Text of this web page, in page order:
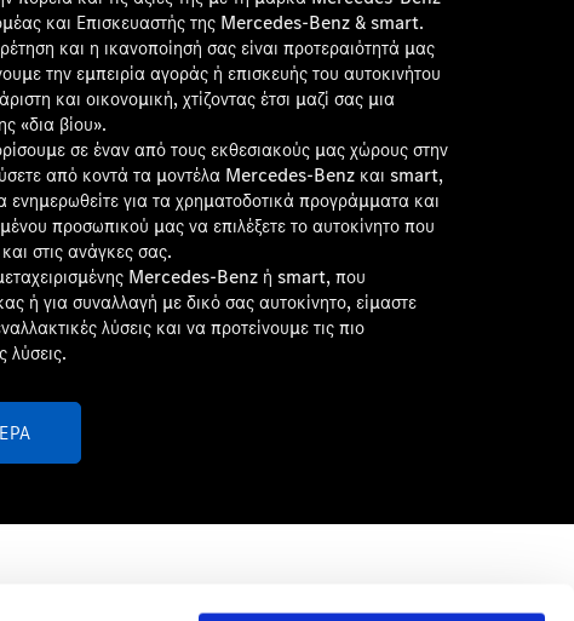
και Επισκευαστής της Mercedes-Benz & smart.
και η ικανοποίησή σας είναι προτεραιότητά μας
την εμπειρία αγοράς ή επισκευής του αυτοκινήτου
και οικονομική, χτίζοντας έτσι μαζί σας μια
«δια βίου».
σε έναν από τους εκθεσιακούς μας χώρους στην
από κοντά τα μοντέλα Mercedes-Benz και smart,
για τα χρηματοδοτικά προγράμματα και
προσωπικού μας να επιλέξετε το αυτοκίνητο που
στις ανάγκες σας.
Mercedes-Benz ή smart, που
ή για συναλλαγή με δικό σας αυτοκίνητο, είμαστε
λύσεις και να προτείνουμε τις πιο
λύσεις.